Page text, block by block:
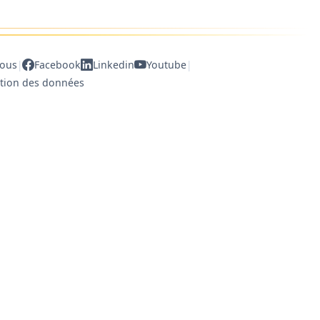
| Facebook Linkedin Youtube|
des données